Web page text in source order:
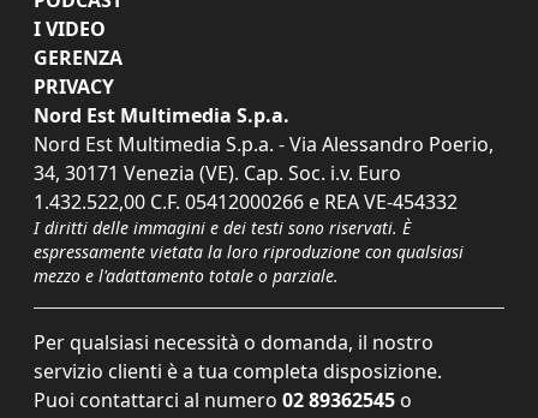
I VIDEO
GERENZA
PRIVACY
Nord Est Multimedia S.p.a.
Nord Est Multimedia S.p.a. - Via Alessandro Poerio,
34, 30171 Venezia (VE). Cap. Soc. i.v. Euro
1.432.522,00 C.F. 05412000266 e REA VE-454332
I diritti delle immagini e dei testi sono riservati. È
espressamente vietata la loro riproduzione con qualsiasi
mezzo e l'adattamento totale o parziale.
Per qualsiasi necessità o domanda, il nostro
servizio clienti è a tua completa disposizione.
Puoi contattarci al numero 02 89362545 o